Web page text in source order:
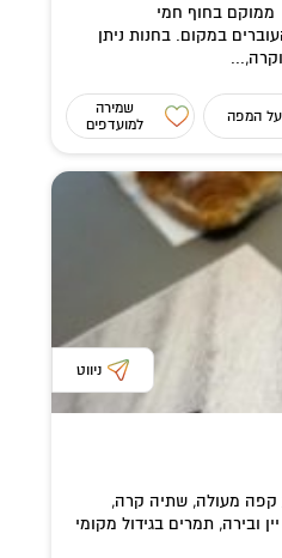
ממוקם בחוף חמי
במקום. בחנות ניתן
על המפה
שמירה
למועדפים
ניווט
קפה מעולה, שתיה קרה,
ובירה, תמרים בגידול מקומי